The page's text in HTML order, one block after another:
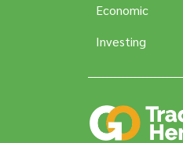
Economic
Investing